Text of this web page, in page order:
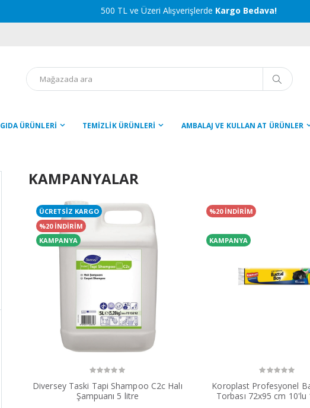
500 TL ve Üzeri Alışverişlerde Kargo Bedava!
GIDA ÜRÜNLERİ TEMİZLİK ÜRÜNLERİ AMBALAJ VE KULLAN AT ÜRÜNLER
KAMPANYALAR
ÜCRETSİZ KARGO
%20 İNDİRİM
KAMPANYA
Diversey Taski Tapi Shampoo C2c Halı
Şampuanı 5 litre
%20 İNDİRİM
KAMPANYA
Koroplast Profesyonel
Torbası 72x95 cm 10'lu